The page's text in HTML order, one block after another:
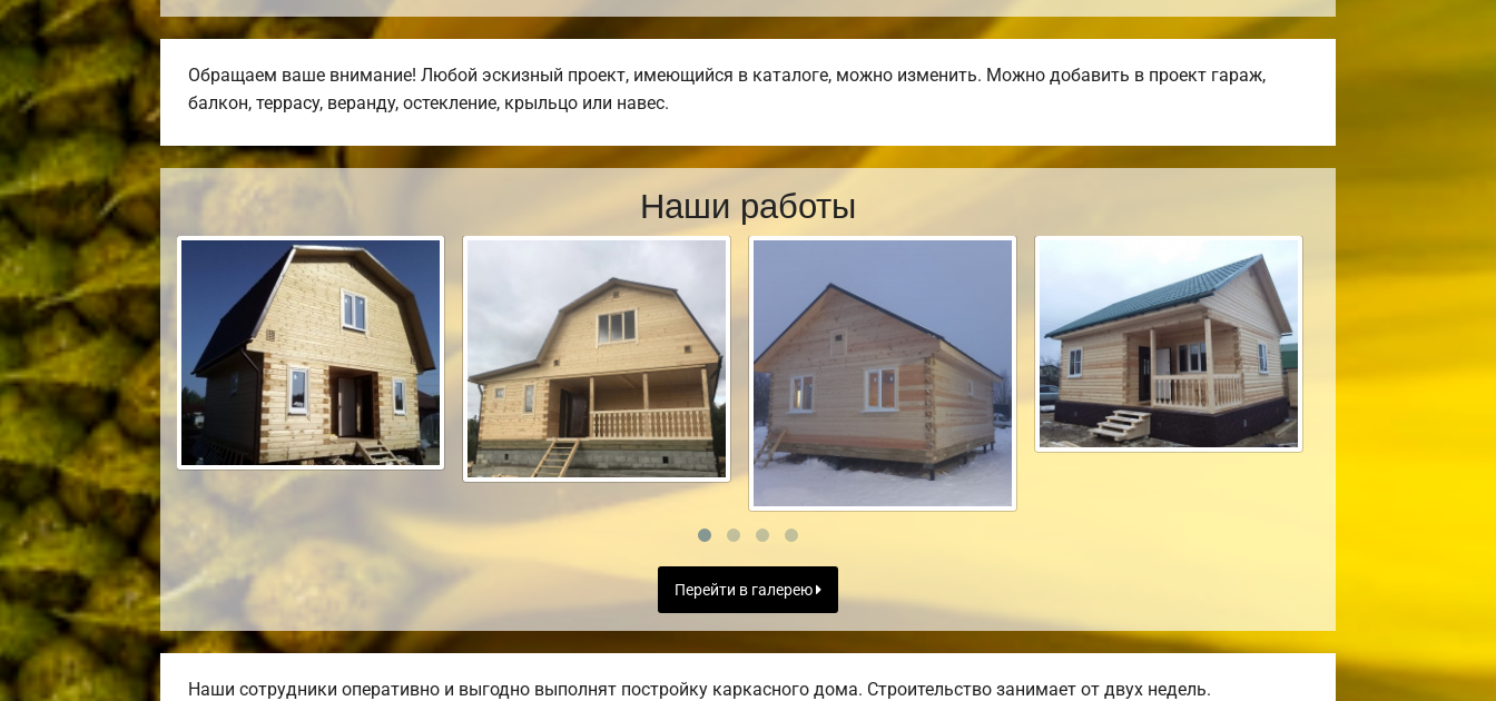
Обращаем ваше внимание! Любой эскизный проект, имеющийся в каталоге, можно изменить. Можно добавить в проект гараж,
балкон, террасу, веранду, остекление, крыльцо или навес.
Наши работы
Перейти в галерею
Наши сотрудники оперативно и выгодно выполнят постройку каркасного дома. Строительство занимает от двух недель.